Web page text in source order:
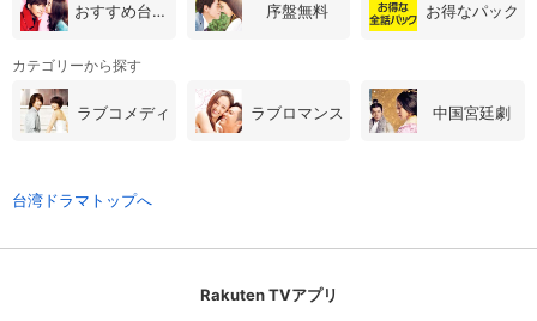
おすすめ台湾・中国ドラマ 序盤無料 お得なパック
カテゴリーから探す
ラブコメディ ラブロマンス 中国宮廷劇
台湾ドラマトップへ
Rakuten TVアプリ